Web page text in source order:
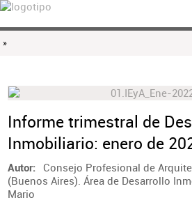
»
Informe trimestral de
Inmobiliario: enero de
Autor
Consejo Profesional de
(Buenos Aires). Área de Desarrollo
Mario